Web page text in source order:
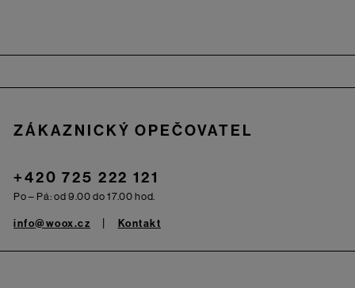
ZÁKAZNICKÝ OPEČOVATEL
+420 725 222 121
Po – Pá: od 9.00 do 17.00 hod.
info@woox.cz Kontakt